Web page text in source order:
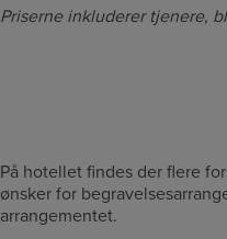
Priserne inkluderer tjenere,
På hotellet findes der flere
ønsker for
arrangementet.